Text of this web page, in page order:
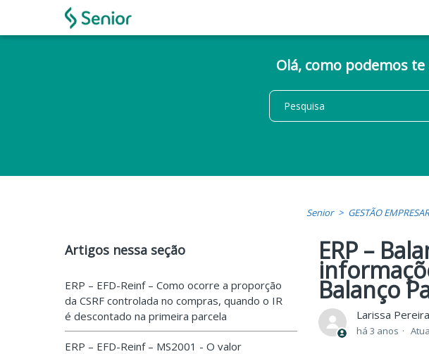
Olá, como podemos te
Senior GESTÃO
Artigos nessa seção
ERP – EFD-Reinf – Como ocorre a proporção
da CSRF controlada no compras, quando o IR
é descontado na primeira parcela
ERP – EFD-Reinf – MS2001 - O valor
ERP –
Balanço
Larissa Pereira
há 3 anos